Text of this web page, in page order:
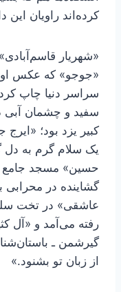
کرده‌اند راویان این
«شهریار
«جوجو» که عکس او
سراسر دنیا چاپ‌
سفید و چشمان آبی
کبیر یزد بود؛
یک سلام گرم به
حسین» مسجد جامع
گشاینده در
عاشقی» در تخت
رفته می‌آمد و «آل
گیرشمن ـ
از زبان تو بشنود.»